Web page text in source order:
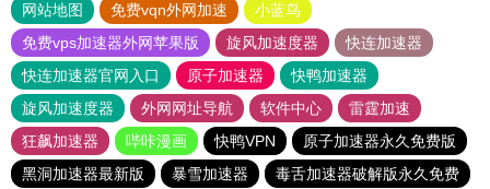
网站地图 免费vqn外网加速
小蓝鸟
免费vps加速器外网苹果版
旋风加速度器
快连加速器
快连加速器官网入口
原子加速器
快鸭加速器
旋风加速度器
外网网址导航 软件中心
雷霆加速
狂飙加速器
哔咔漫画 快鸭VPN
原子加速器永久免费版
黑洞加速器最新版
暴雪加速器 毒舌加速器破解版永久免费